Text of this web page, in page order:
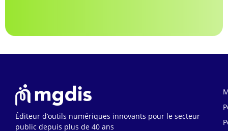
Éditeur d’outils numériques innovants pour le secteur
public depuis plus de 40 ans